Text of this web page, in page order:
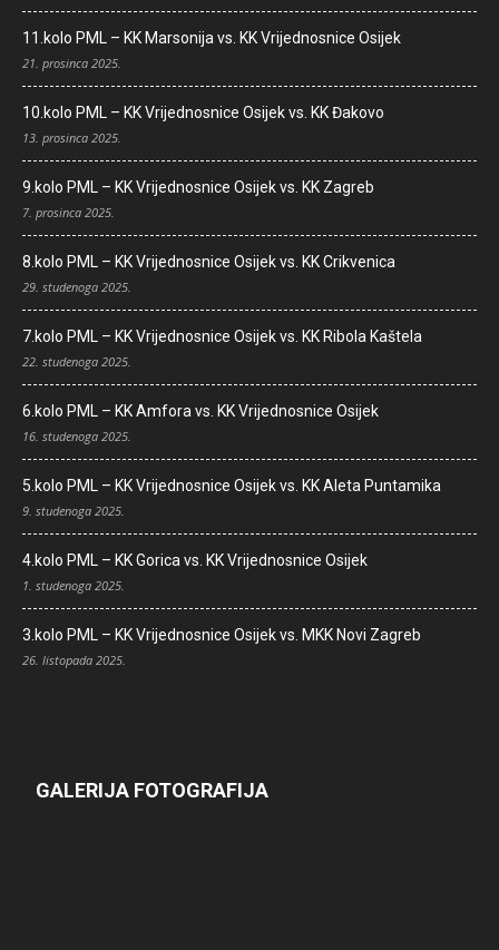
11.kolo PML – KK Marsonija vs. KK Vrijednosnice Osijek
21. prosinca 2025.
10.kolo PML – KK Vrijednosnice Osijek vs. KK Đakovo
13. prosinca 2025.
9.kolo PML – KK Vrijednosnice Osijek vs. KK Zagreb
7. prosinca 2025.
8.kolo PML – KK Vrijednosnice Osijek vs. KK Crikvenica
29. studenoga 2025.
7.kolo PML – KK Vrijednosnice Osijek vs. KK Ribola Kaštela
22. studenoga 2025.
6.kolo PML – KK Amfora vs. KK Vrijednosnice Osijek
16. studenoga 2025.
5.kolo PML – KK Vrijednosnice Osijek vs. KK Aleta Puntamika
9. studenoga 2025.
4.kolo PML – KK Gorica vs. KK Vrijednosnice Osijek
1. studenoga 2025.
3.kolo PML – KK Vrijednosnice Osijek vs. MKK Novi Zagreb
26. listopada 2025.
GALERIJA FOTOGRAFIJA